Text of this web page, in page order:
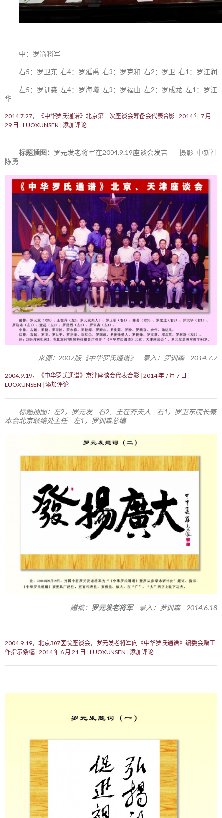
中：罗箭将军
右5：罗卫东 右4：罗延禹 右3：罗克和 右2：罗卫 右1：罗江润
左5：罗训森 左4：罗海曦 左3：罗福山 左2：罗成龙 左1：罗江
华
2014.7.27，《中华罗氏通谱》北京第二次座谈会筹备会代表合影 2014 年 7 月
29 日
LUOXUNSEN 添加评论
标题插图： 罗元发老将军在2004.9.19座谈会发言——摄影 中新社
陈勇
来源：2007版《中华罗氏通谱》 录入：罗训森 2014.7.7
2004.9.19，《中华罗氏通谱》京津座谈会代表合影 2014 年 7 月 7 日
LUOXUNSEN 添加评论
标题插图：左2，罗元发 右2，王在齐夫人 右1，罗卫东院长兼
本会北京联络处主任 左1，罗训森总编
赠稿： 罗元发老将军录入：罗训森 2014.6.18
2004.9.19，北京307医院座谈会，罗元发老将军向《中华罗氏通谱》编委会赠工
作指示条幅 2014 年 6 月 21 日 LUOXUNSEN 添加评论